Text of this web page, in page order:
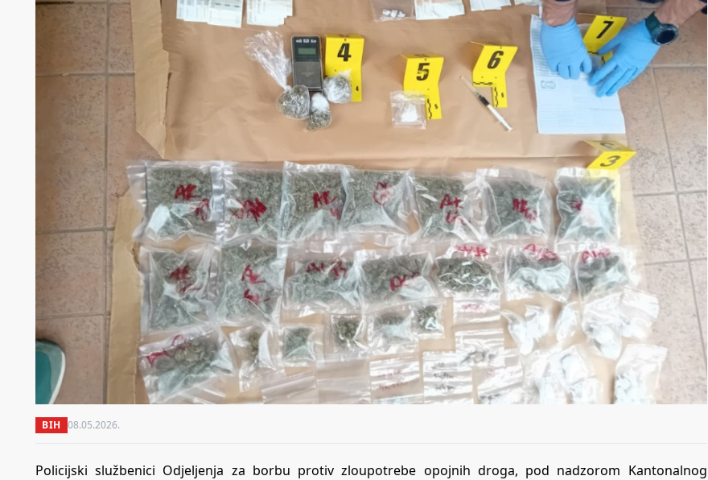
BIH 08.05.2026.
Policijski službenici Odjeljenja za borbu protiv zloupotrebe opojnih droga, pod nadzorom Kantonalnog